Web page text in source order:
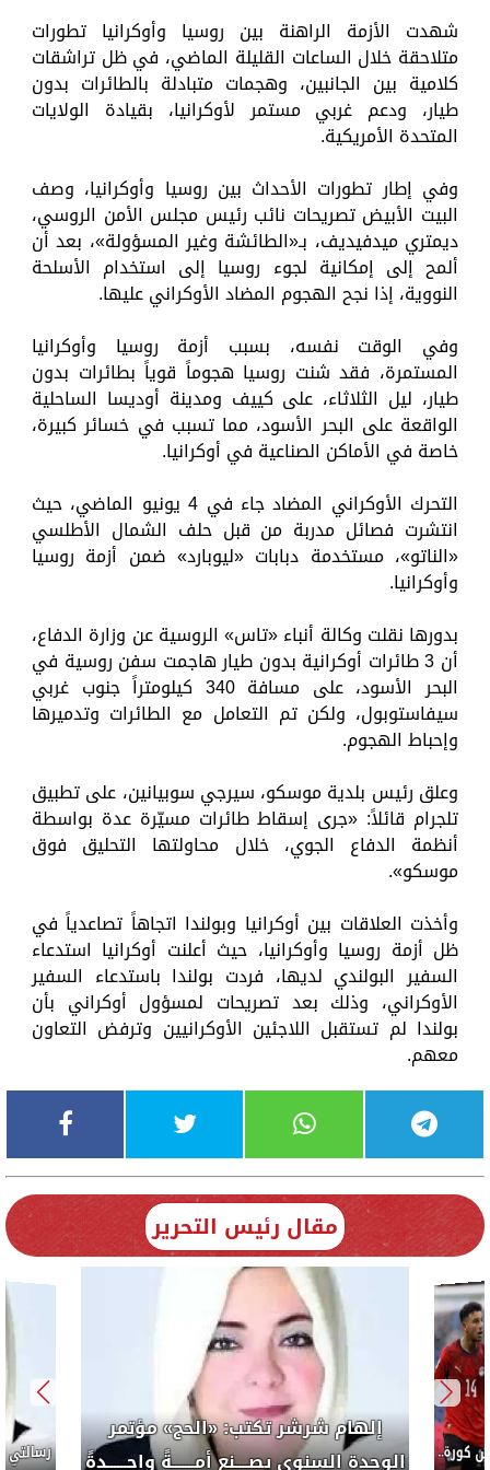
شهدت الأزمة الراهنة بين روسيا وأوكرانيا تطورات
متلاحقة خلال الساعات القليلة الماضي، في ظل تراشقات
كلامية بين الجانبين، وهجمات متبادلة بالطائرات بدون
طيار، ودعم غربي مستمر لأوكرانيا، بقيادة الولايات
المتحدة الأمريكية.
وفي إطار تطورات الأحداث بين روسيا وأوكرانيا، وصف
البيت الأبيض تصريحات نائب رئيس مجلس الأمن الروسي،
ديمتري ميدفيديف، بـ«الطائشة وغير المسؤولة»، بعد أن
ألمح إلى إمكانية لجوء روسيا إلى استخدام الأسلحة
النووية، إذا نجح الهجوم المضاد الأوكراني عليها.
وفي الوقت نفسه، بسبب أزمة روسيا وأوكرانيا
المستمرة، فقد شنت روسيا هجوماً قوياً بطائرات بدون
طيار، ليل الثلاثاء، على كييف ومدينة أوديسا الساحلية
الواقعة على البحر الأسود، مما تسبب في خسائر كبيرة،
خاصة في الأماكن الصناعية في أوكرانيا.
التحرك الأوكراني المضاد جاء في 4 يونيو الماضي، حيث
انتشرت فصائل مدربة من قبل حلف الشمال الأطلسي
«الناتو»، مستخدمة دبابات «ليوبارد» ضمن أزمة روسيا
وأوكرانيا.
بدورها نقلت وكالة أنباء «تاس» الروسية عن وزارة الدفاع،
أن 3 طائرات أوكرانية بدون طيار هاجمت سفن روسية في
البحر الأسود، على مسافة 340 كيلومتراً جنوب غربي
سيفاستوبول، ولكن تم التعامل مع الطائرات وتدميرها
وإحباط الهجوم.
وعلق رئيس بلدية موسكو، سيرجي سوبيانين، على تطبيق
تلجرام قائلاً: «جرى إسقاط طائرات مسيّرة عدة بواسطة
أنظمة الدفاع الجوي، خلال محاولتها التحليق فوق
موسكو».
وأخذت العلاقات بين أوكرانيا وبولندا اتجاهاً تصاعدياً في
ظل أزمة روسيا وأوكرانيا، حيث أعلنت أوكرانيا استدعاء
السفير البولندي لديها، فردت بولندا باستدعاء السفير
الأوكراني، وذلك بعد تصريحات لمسؤول أوكراني بأن
بولندا لم تستقبل اللاجئين الأوكرانيين وترفض التعاون
معهم.
مقال رئيس التحرير
إلهام شرشر تكتب: «الحج» مؤتمر
الوحدة السنوى يصــــنع أمـــــــةً واحــــــدةً
كورة..